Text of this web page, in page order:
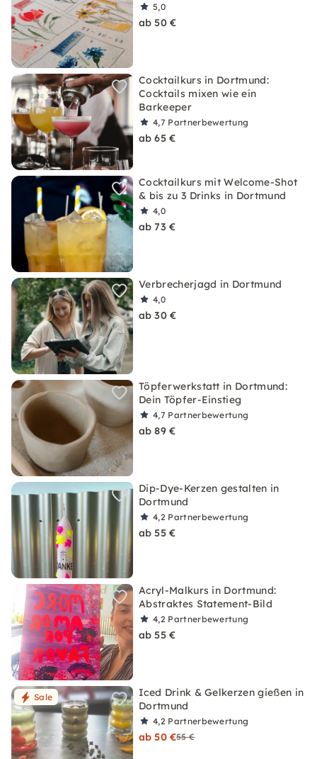
5,0
ab 50 €
Cocktailkurs in Dortmund:
Cocktails mixen wie ein
Barkeeper
4,7 Partnerbewertung
ab 65 €
Cocktailkurs mit Welcome-Shot
& bis zu 3 Drinks in Dortmund
4,0
ab 73 €
Verbrecherjagd in Dortmund
4,0
ab 30 €
Töpferwerkstatt in Dortmund:
Dein Töpfer-Einstieg
4,7 Partnerbewertung
ab 89 €
Dip-Dye-Kerzen gestalten in
Dortmund
4,2 Partnerbewertung
ab 55 €
Acryl-Malkurs in Dortmund:
Abstraktes Statement-Bild
4,2 Partnerbewertung
ab 55 €
Sale
Iced Drink & Gelkerzen gießen in
Dortmund
4,2 Partnerbewertung
ab 50 €55 €